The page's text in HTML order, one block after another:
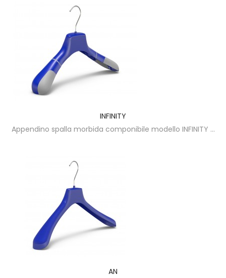
INFINITY
Appendino spalla morbida componibile modello INFINITY ...
AN